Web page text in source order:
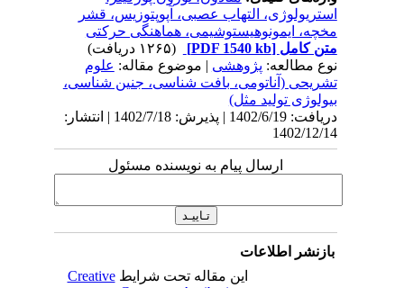
استریولوژی، التهاب عصبی، آپوپتوزیس، قشر
مخچه، ایمونوهیستوشیمی، هماهنگی حرکتی
متن کامل[PDF 1540 kb]
نوع مطالعه:پژوهشی| موضوع مقاله:علوم
تشریحی (آناتومی، بافت شناسی، جنین شناسی،
بیولوژی تولید مثل)
دریافت: 1402/6/19 | پذیرش: 1402/7/18 | انتشار:
1402/12/14
ارسال پیام به نویسنده مسئول
بازنشر اطلاعات
این مقاله تحت شرایطCreative